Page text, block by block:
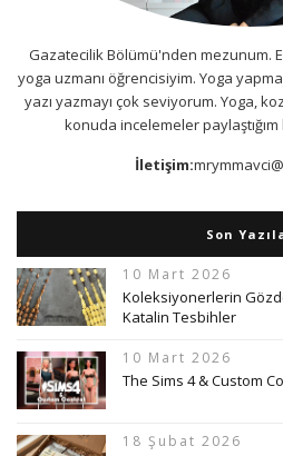
Gazatecilik Bölümü'nden mezunum.
yoga uzmanı öğrencisiyim. Yoga
yazı yazmayı çok seviyorum. Yoga,
konuda incelemeler
İletişim:
Son
10 Mart 2026
Koleksiyonerlerin
Katalin Tesbihler
10 Mart 2026
The Sims 4 & Custom
18 Şubat 2026